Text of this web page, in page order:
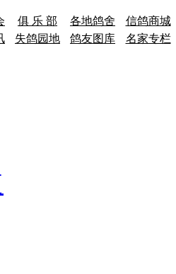
俱 乐 部 各地鸽舍
信鸽商城
失鸽园地 鸽友图库 名家专栏